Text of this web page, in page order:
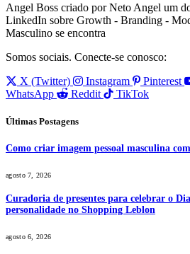
Angel Boss criado por Neto Angel um
LinkedIn sobre Growth - Branding -
Masculino se encontra
Somos sociais. Conecte-se conosco:
X (Twitter)
Instagram Pinterest
WhatsApp
Reddit TikTok
Últimas Postagens
Como criar imagem pessoal masculina
agosto 7, 2026
Curadoria de presentes para celebrar o
personalidade no Shopping Leblon
agosto 6, 2026